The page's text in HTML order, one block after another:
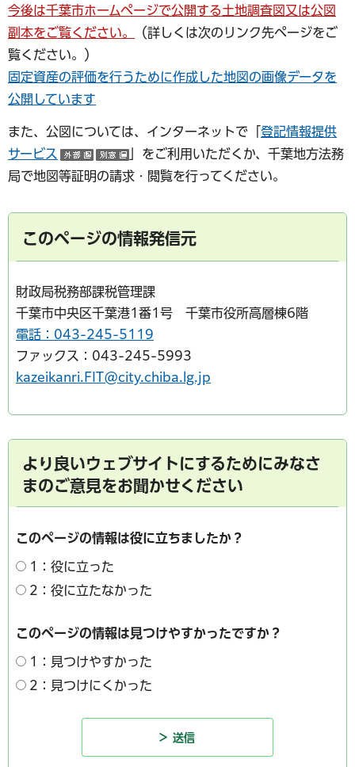
今後は千葉市ホームページで公開する土地調査図又は公図
副本をご覧ください。
（詳しくは次のリンク先ページをご
覧ください。）
固定資産の評価を行うために作成した地図の画像データを
公開しています
また、公図については、インターネットで「登記情報提供
サービス
（外部サイトへリンク）
（別ウインドウで開く）
」をご利用いただくか、千葉地方法務
局で地図等証明の請求・閲覧を行ってください。
このページの情報発信元
財政局税務部課税管理課
千葉市中央区千葉港1番1号 千葉市役所高層棟6階
電話：043-245-5119
ファックス：043-245-5993
kazeikanri.FIT@city.chiba.lg.jp
より良いウェブサイトにするためにみなさ
まのご意見をお聞かせください
このページの情報は役に立ちましたか？
1：役に立った
2：役に立たなかった
このページの情報は見つけやすかったですか？
1：見つけやすかった
2：見つけにくかった